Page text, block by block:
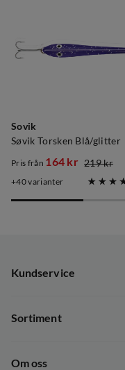
Sovik
Søvik Torsken Blå/glitter
discounted
Pris från 164 kr
original
219 kr
40varianter
Kundservice
Dataskyddspolicy
Sortiment
Om oss